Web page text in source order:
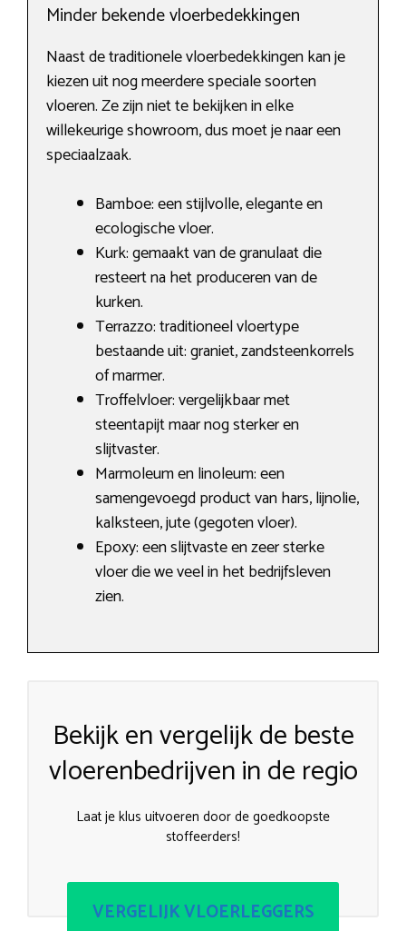
Minder bekende vloerbedekkingen
Naast de traditionele vloerbedekkingen kan je
kiezen uit nog meerdere speciale soorten
vloeren. Ze zijn niet te bekijken in elke
willekeurige showroom, dus moet je naar een
speciaalzaak.
Bamboe: een stijlvolle, elegante en
ecologische vloer.
Kurk: gemaakt van de granulaat die
resteert na het produceren van de
kurken.
Terrazzo: traditioneel vloertype
bestaande uit: graniet, zandsteenkorrels
of marmer.
Troffelvloer: vergelijkbaar met
steentapijt maar nog sterker en
slijtvaster.
Marmoleum en linoleum: een
samengevoegd product van hars, lijnolie,
kalksteen, jute (gegoten vloer).
Epoxy: een slijtvaste en zeer sterke
vloer die we veel in het bedrijfsleven
zien.
Bekijk en vergelijk de beste
vloerenbedrijven in de regio
Laat je klus uitvoeren door de goedkoopste
stoffeerders!
VERGELIJK VLOERLEGGERS